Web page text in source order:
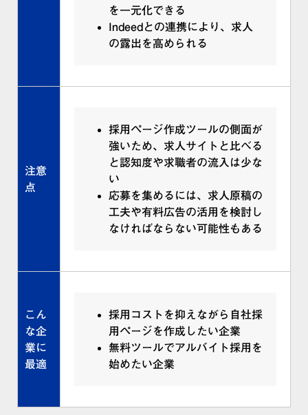
を一元化できる
Indeedとの連携により、求人
の露出を高められる
注意
点
採用ページ作成ツールの側面が
強いため、求人サイトと比べる
と認知度や求職者の流入は少な
い
応募を集めるには、求人原稿の
工夫や有料広告の活用を検討し
なければならない可能性もある
こん
な企
業に
最適
採用コストを抑えながら自社採
用ページを作成したい企業
無料ツールでアルバイト採用を
始めたい企業